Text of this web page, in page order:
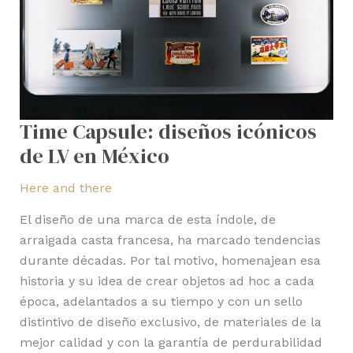
Time Capsule: diseños icónicos
de LV en México
Here and there
El diseño de una marca de esta índole, de
arraigada casta francesa, ha marcado tendencias
durante décadas. Por tal motivo, homenajean esa
historia y su idea de crear objetos ad hoc a cada
época, adelantados a su tiempo y con un sello
distintivo de diseño exclusivo, de materiales de la
mejor calidad y con la garantía de perdurabilidad